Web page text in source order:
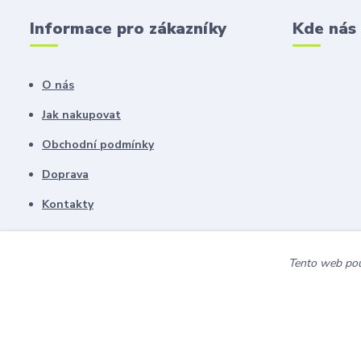
Informace pro zákazníky
O nás
Jak nakupovat
Obchodní podmínky
Doprava
Kontakty
Kde
Tento web